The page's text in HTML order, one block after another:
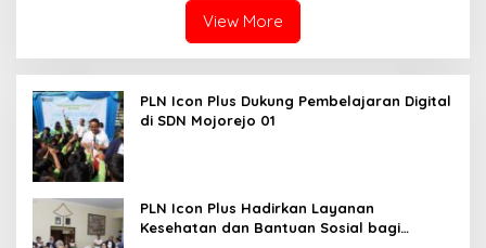
View More
PLN Icon Plus Dukung Pembelajaran Digital
di SDN Mojorejo 01
PLN Icon Plus Hadirkan Layanan
Kesehatan dan Bantuan Sosial bagi